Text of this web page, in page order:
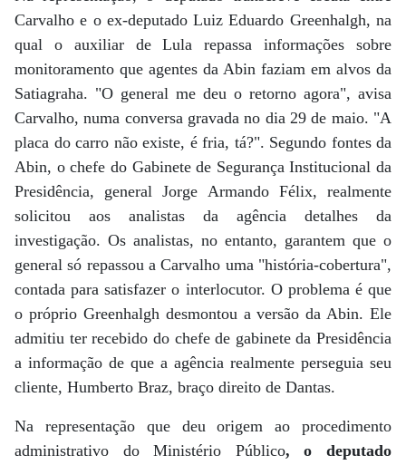
Carvalho e o ex-deputado Luiz Eduardo Greenhalgh, na
qual o auxiliar de Lula repassa informações sobre
monitoramento que agentes da Abin faziam em alvos da
Satiagraha. "O general me deu o retorno agora", avisa
Carvalho, numa conversa gravada no dia 29 de maio. "A
placa do carro não existe, é fria, tá?". Segundo fontes da
Abin, o chefe do Gabinete de Segurança Institucional da
Presidência, general Jorge Armando Félix, realmente
solicitou aos analistas da agência detalhes da
investigação. Os analistas, no entanto, garantem que o
general só repassou a Carvalho uma "história-cobertura",
contada para satisfazer o interlocutor. O problema é que
o próprio Greenhalgh desmontou a versão da Abin. Ele
admitiu ter recebido do chefe de gabinete da Presidência
a informação de que a agência realmente perseguia seu
cliente, Humberto Braz, braço direito de Dantas.
Na representação que deu origem ao procedimento
administrativo do Ministério Público, o deputado